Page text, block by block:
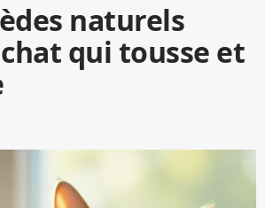
naturels
qui tousse et